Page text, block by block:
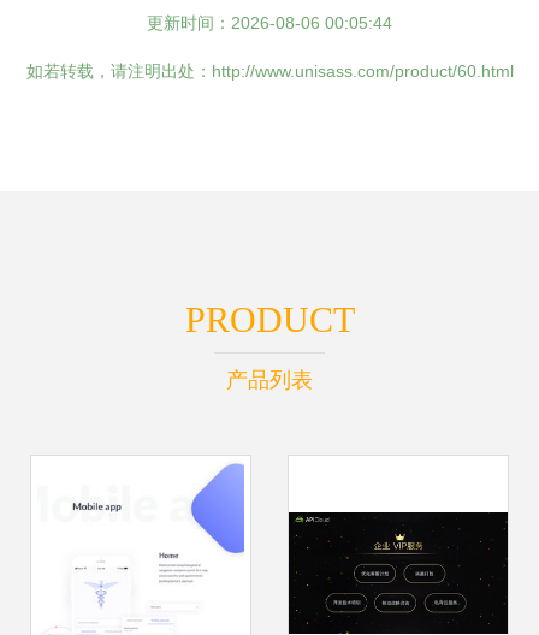
更新时间：2026-08-06 00:05:44
如若转载，请注明出处：http://www.unisass.com/product/60.html
PRODUCT
产品列表